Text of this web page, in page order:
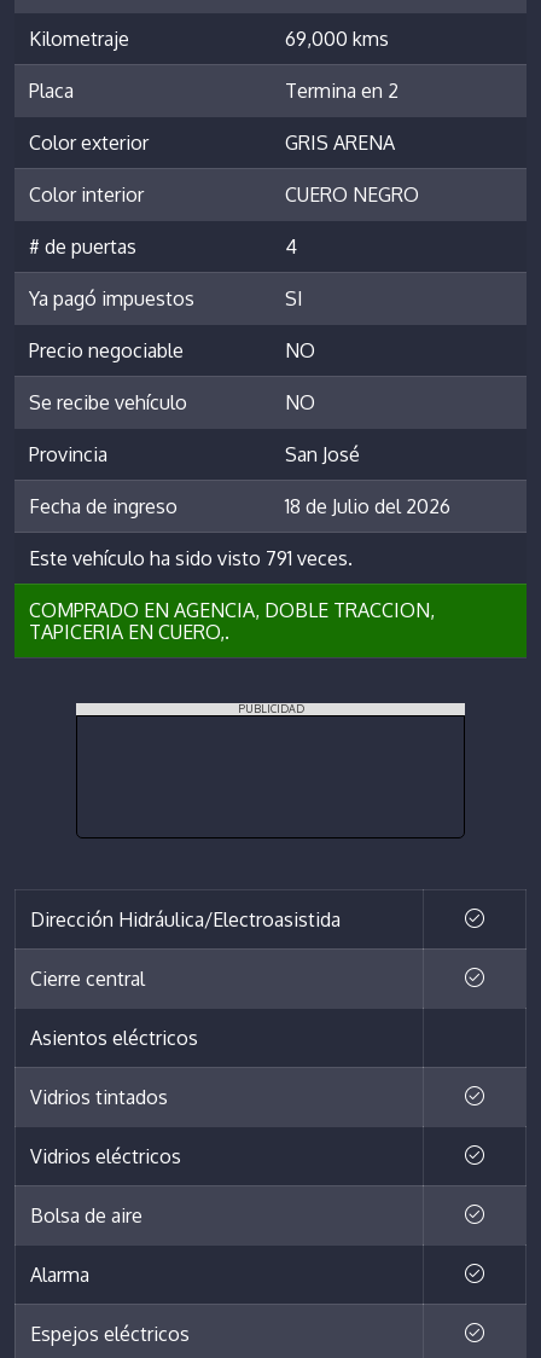
Kilometraje 69,000 kms
Placa Termina en 2
Color exterior GRIS ARENA
Color interior CUERO NEGRO
# de puertas 4
Ya pagó impuestos SI
Precio negociable NO
Se recibe vehículo NO
Provincia San José
Fecha de ingreso 18 de Julio del 2026
Este vehículo ha sido visto 791 veces.
COMPRADO EN AGENCIA, DOBLE TRACCION,
TAPICERIA EN CUERO,.
PUBLICIDAD
Dirección Hidráulica/Electroasistida
Cierre central
Asientos eléctricos
Vidrios tintados
Vidrios eléctricos
Bolsa de aire
Alarma
Espejos eléctricos